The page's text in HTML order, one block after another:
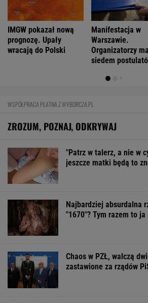
IMGW pokazał nową
prognozę. Upały
wracają do Polski
Manifestacja w
Warszawie.
Organizatorzy
siedem
WSPÓŁPRACA PŁATNA Z WYBORCZA.PL
ZROZUM, POZNAJ, ODKRYWAJ
"Patrz w talerz, a nie w
jeszcze matki będą to
Najbardziej absurdalna
"1670"? Tym razem to ja
Chaos w PZŁ, walczą
zastawione za rządów